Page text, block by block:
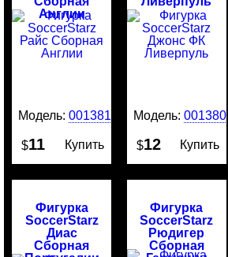
Англии
Модель:0013818
$11 Купить
Модель:0013808
$12 Купить
Фигурка
SoccerStarz
Диас
Сборная
Фигурка
SoccerStarz
Рюдигер
Сборная